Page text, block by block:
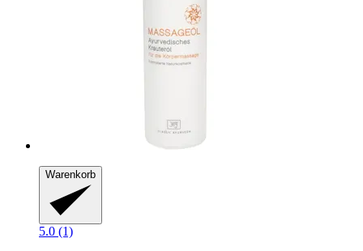
Warenkorb
5.0 (1)